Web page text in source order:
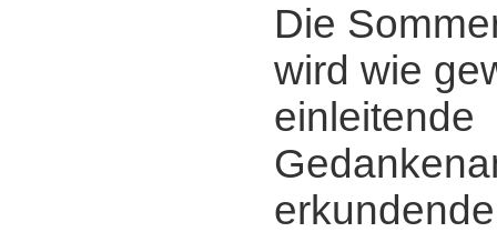
Die
wird wie
einleitende